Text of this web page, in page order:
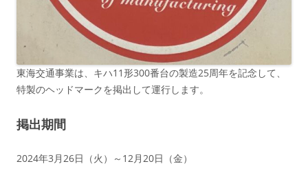
東海交通事業は、キハ11形300番台の製造25周年を記念して、
特製のヘッドマークを掲出して運行します。
掲出期間
2024年3月26日（火）～12月20日（金）